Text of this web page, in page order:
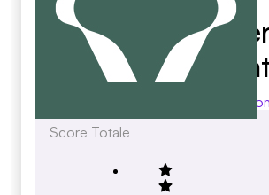
Wind
Score Totale